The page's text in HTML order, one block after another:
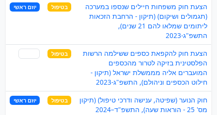
הצעת חוק משפחות חיילים שנספו במערכה
(תגמולים ושיקום) (תיקון - הרחבת הזכאות
ליתומים שמלאו להם 21 שנים),
התשפ"ג-2023
בטיפול יוזם ראשי
הצעת חוק להקפאת כספים ששילמה הרשות
הפלסטינית בזיקה לטרור מהכספים
המועברים אליה מממשלת ישראל (תיקון -
חילוט הכספים וניהולם), התשפ"ג-2023
בטיפול
חוק הנוער (שפיטה, ענישה ודרכי טיפול) (תיקון
מס' 25 - הוראות שעה), התשפ"ד–2024
בטיפול יוזם ראשי